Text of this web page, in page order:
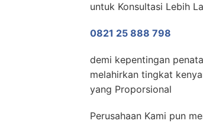
untuk Konsultasi Lebih
0821 25 888 798
demi kepentingan
melahirkan tingkat
yang Proporsional
Perusahaan Kami pun